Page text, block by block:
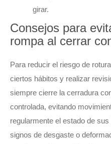
girar.
Consejos para
rompa al cerrar
Para reducir el riesgo de
ciertos hábitos y realizar
siempre cierre la cerradura
controlada, evitando
regularmente el estado de
signos de desgaste o